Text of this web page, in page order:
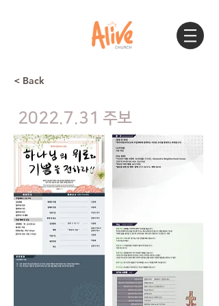
< Back
2022.7.31 주보